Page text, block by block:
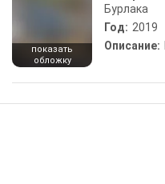
показать
обложку
Бурлака
Год: 2019
Описание: